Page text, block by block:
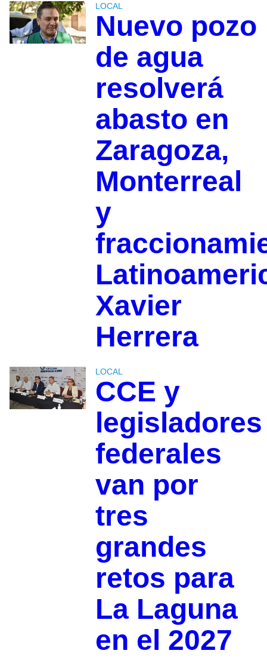
LOCAL
Nuevo pozo
de agua
resolverá
abasto en
Zaragoza,
Monterreal
y
Xavier
Herrera
LOCAL
CCE y
legisladores
federales
van por
tres
grandes
retos para
La Laguna
en el 2027